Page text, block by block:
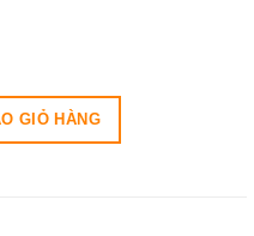
GIỎ HÀNG